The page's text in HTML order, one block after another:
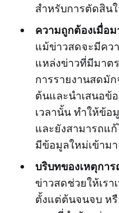
สำหรับการตัดสิน
ความถูกต้องเมื่อ
แม้ข่าวสดจะมีคว
แหล่งข่าวที่มีมาต
การรายงานสดมั
ต้นและนำเสนอข้
เวลานั้น ทำให้ข้อ
และยังสามารถแ
มีข้อมูลใหม่เข้ามา
บริบทของเหตุกา
ข่าวสดช่วยให้เร
ตั้งแต่ต้นจนจบ ห